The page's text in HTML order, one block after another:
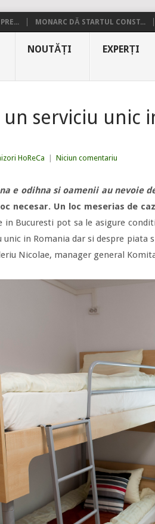
MONARC DĂ STARTUL CONST...
NOUTĂȚI EXPERȚI
serviciu unic
HoReCa Niciun comentariu
e odihna si oamenii au nevoie
necesar. Un loc meserias de
in Bucuresti pot sa le asigure
in Romania dar si despre
Nicolae, manager general